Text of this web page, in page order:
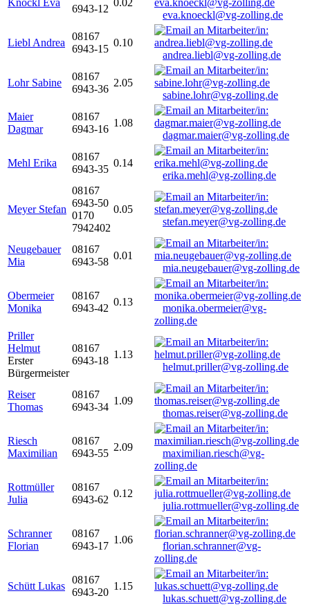
Knöckl Eva
6943-12
0.02
eva.knoeckl@vg-zolling.de
Liebl Andrea
08167
6943-15
0.10
andrea.liebl@vg-zolling.de
Lohr Sabine
08167
6943-36
2.05
sabine.lohr@vg-zolling.de
Maier
Dagmar
08167
6943-16
1.08
dagmar.maier@vg-zolling.de
Mehl Erika
08167
6943-35
0.14
erika.mehl@vg-zolling.de
Meyer Stefan
08167
6943-50
0170
7942402
0.05
stefan.meyer@vg-zolling.de
Neugebauer
Mia
08167
6943-58
0.01
mia.neugebauer@vg-zolling.de
Obermeier
Monika
08167
6943-42
0.13
monika.obermeier@vg-
zolling.de
Priller
Helmut
Erster
Bürgermeister
08167
6943-18
1.13
helmut.priller@vg-zolling.de
Reiser
Thomas
08167
6943-34
1.09
thomas.reiser@vg-zolling.de
Riesch
Maximilian
08167
6943-55
2.09
maximilian.riesch@vg-
zolling.de
Rottmüller
Julia
08167
6943-62
0.12
julia.rottmueller@vg-zolling.de
Schranner
Florian
08167
6943-17
1.06
florian.schranner@vg-
zolling.de
Schütt Lukas
08167
6943-20
1.15
lukas.schuett@vg-zolling.de